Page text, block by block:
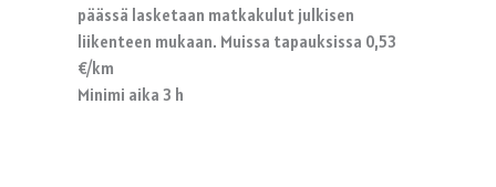
päässä lasketaan matkakulut julkisen
liikenteen mukaan. Muissa tapauksissa 0,53
€/km
Minimi aika 3 h